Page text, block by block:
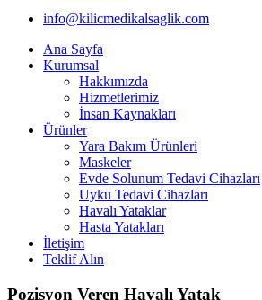
info@kilicmedikalsaglik.com
Ana Sayfa
Kurumsal
Hakkımızda
Hizmetlerimiz
İnsan Kaynakları
Ürünler
Yara Bakım Ürünleri
Maskeler
Evde Solunum Tedavi Cihazları
Uyku Tedavi Cihazları
Havalı Yataklar
Hasta Yatakları
İletişim
Teklif Alın
Pozisyon Veren Havalı Yatak